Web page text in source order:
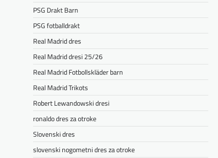
PSG Drakt Barn
PSG fotballdrakt
Real Madrid dres
Real Madrid dresi 25/26
Real Madrid Fotbollskläder barn
Real Madrid Trikots
Robert Lewandowski dresi
ronaldo dres za otroke
Slovenski dres
slovenski nogometni dres za otroke